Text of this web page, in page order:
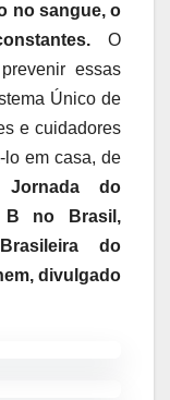
no sangue, o
O
essas
Único de
e cuidadores
lo em casa, de
Jornada do
B no Brasil,
do
divulgado